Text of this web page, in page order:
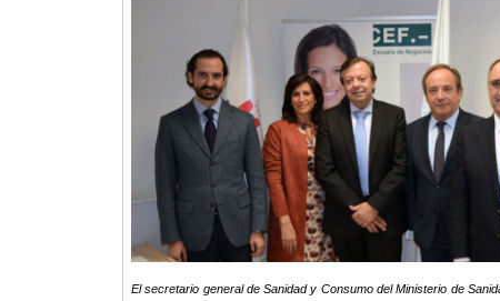
El secretario general de Sanidad y Consumo del Ministerio de